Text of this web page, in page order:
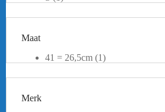
L (1)
Maat
41 = 26,5cm (1)
43 = 27,5cm (2)
Merk